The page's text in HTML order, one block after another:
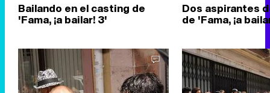
Bailando en el casting de
'Fama, ¡a bailar! 3'
Dos aspirantes
de 'Fama, ¡a